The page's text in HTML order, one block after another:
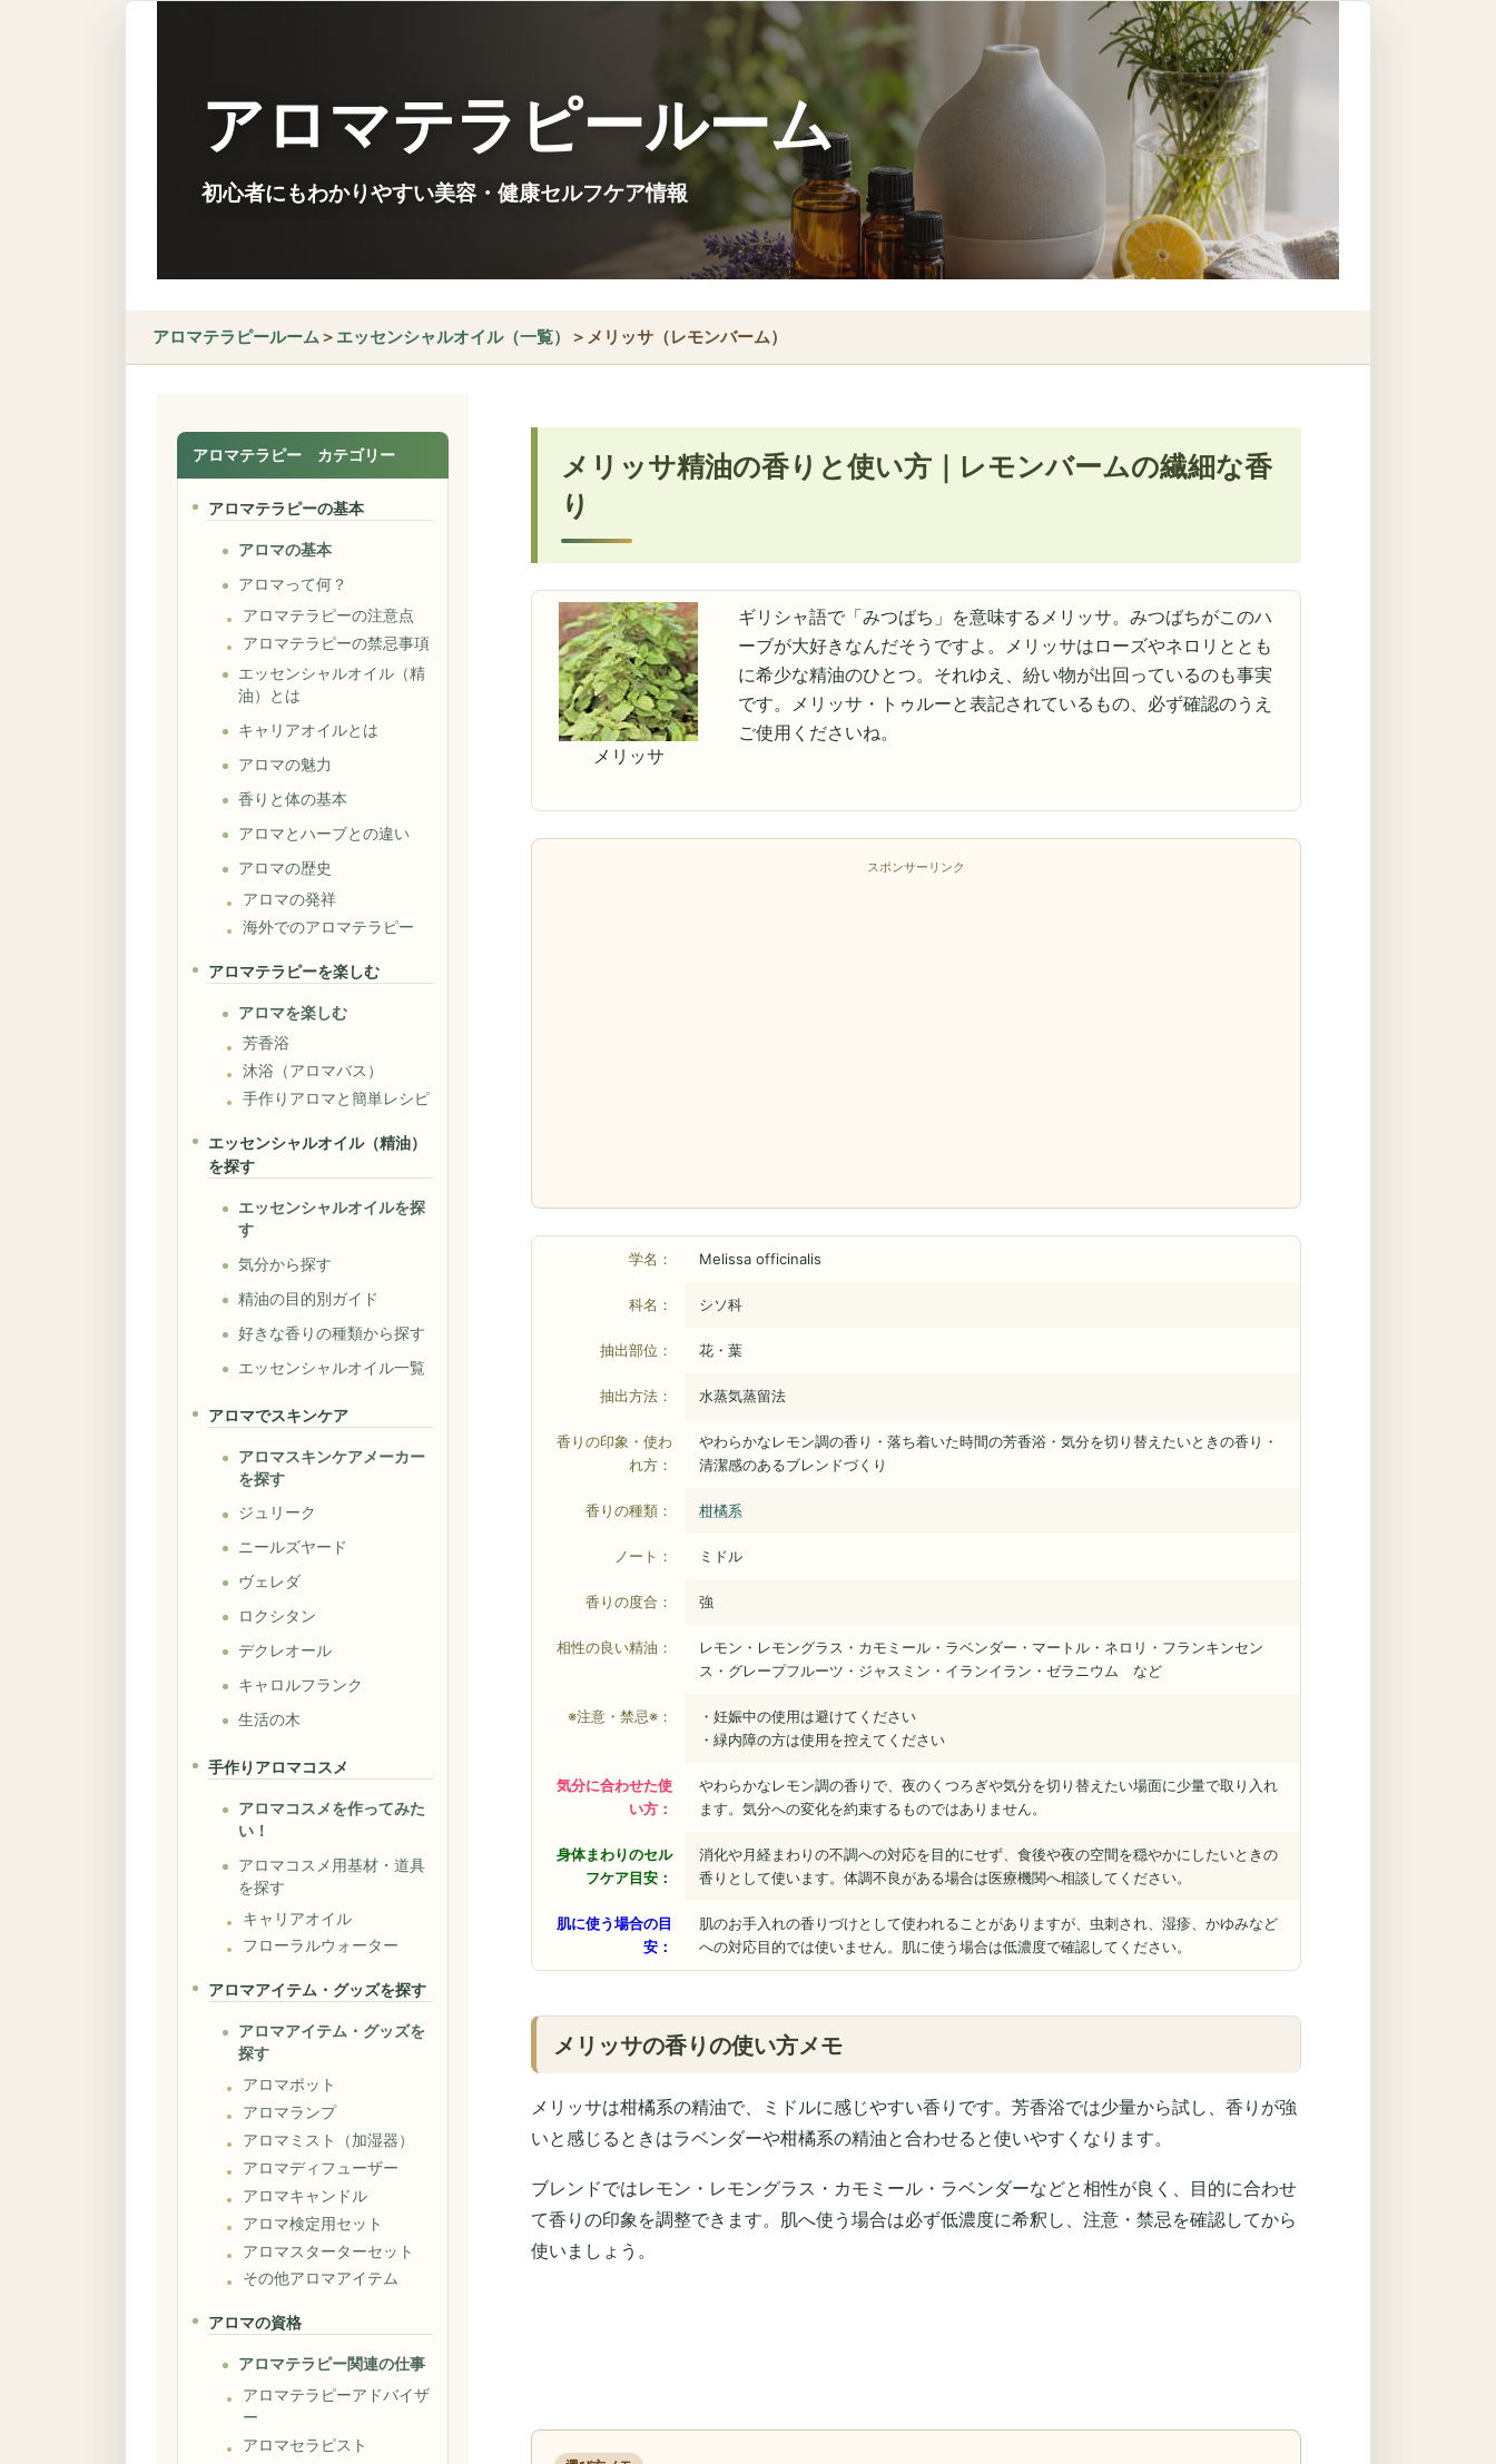
アロマテラピールーム
初心者にもわかりやすい美容・健康セルフケア情報
アロマテラピールーム＞ エッセンシャルオイル（一覧） ＞メリッサ（レモンバーム）
メリッサ精油の香りと使い方｜レモンバームの繊細な香
り
メリッサ
ギリシャ語で「みつばち」を意味するメリッサ。みつばちがこのハ
ーブが大好きなんだそうですよ。メリッサはローズやネロリととも
に希少な精油のひとつ。それゆえ、紛い物が出回っているのも事実
です。メリッサ・トゥルーと表記されているもの、必ず確認のうえ
ご使用くださいね。
スポンサーリンク
学名： Melissa officinalis
科名： シソ科
抽出部位： 花・葉
抽出方法： 水蒸気蒸留法
香りの印象・使わ
れ方：
やわらかなレモン調の香り・落ち着いた時間の芳香浴・気分を切り替えたいときの香り・
清潔感のあるブレンドづくり
香りの種類： 柑橘系
ノート： ミドル
香りの度合： 強
相性の良い精油：
レモン・レモングラス・カモミール・ラベンダー・マートル・ネロリ・フランキンセン
ス・グレープフルーツ・ジャスミン・イランイラン・ゼラニウム など
※注意・禁忌※：
・妊娠中の使用は避けてください
・緑内障の方は使用を控えてください
気分に合わせた使
い方：
やわらかなレモン調の香りで、夜のくつろぎや気分を切り替えたい場面に少量で取り入れ
ます。気分への変化を約束するものではありません。
身体まわりのセル
フケア目安：
消化や月経まわりの不調への対応を目的にせず、食後や夜の空間を穏やかにしたいときの
香りとして使います。体調不良がある場合は医療機関へ相談してください。
肌に使う場合の目
安：
肌のお手入れの香りづけとして使われることがありますが、虫刺され、湿疹、かゆみなど
への対応目的では使いません。肌に使う場合は低濃度で確認してください。
メリッサの香りの使い方メモ
メリッサは柑橘系の精油で、ミドルに感じやすい香りです。芳香浴では少量から試し、香りが強
いと感じるときはラベンダーや柑橘系の精油と合わせると使いやすくなります。
ブレンドではレモン・レモングラス・カモミール・ラベンダーなどと相性が良く、目的に合わせ
て香りの印象を調整できます。肌へ使う場合は必ず低濃度に希釈し、注意・禁忌を確認してから
使いましょう。
アロマテラピー カテゴリー
アロマテラピーの基本
アロマの基本
アロマって何？
アロマテラピーの注意点
アロマテラピーの禁忌事項
エッセンシャルオイル（精
油）とは
キャリアオイルとは
アロマの魅力
香りと体の基本
アロマとハーブとの違い
アロマの歴史
アロマの発祥
海外でのアロマテラピー
アロマテラピーを楽しむ
アロマを楽しむ
芳香浴
沐浴（アロマバス）
手作りアロマと簡単レシピ
エッセンシャルオイル（精油）
を探す
エッセンシャルオイルを探
す
気分から探す
精油の目的別ガイド
好きな香りの種類から探す
エッセンシャルオイル一覧
アロマでスキンケア
アロマスキンケアメーカー
を探す
ジュリーク
ニールズヤード
ヴェレダ
ロクシタン
デクレオール
キャロルフランク
生活の木
手作りアロマコスメ
アロマコスメを作ってみた
い！
アロマコスメ用基材・道具
を探す
キャリアオイル
フローラルウォーター
アロマアイテム・グッズを探す
アロマアイテム・グッズを
探す
アロマポット
アロマランプ
アロマミスト（加湿器）
アロマディフューザー
アロマキャンドル
アロマ検定用セット
アロマスターターセット
その他アロマアイテム
アロマの資格
アロマテラピー関連の仕事
アロマテラピーアドバイザ
ー
アロマセラピスト